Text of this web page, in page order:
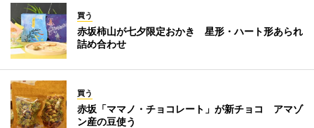
買う
赤坂柿山が七夕限定おかき 星形・ハート形あられ
詰め合わせ
買う
赤坂「ママノ・チョコレート」が新チョコ アマゾ
ン産の豆使う